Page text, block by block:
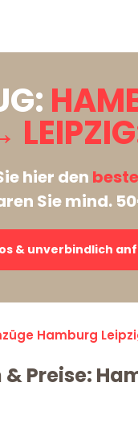
hier den
Sie mind.
& unverbindlich
Hamburg
Preise: